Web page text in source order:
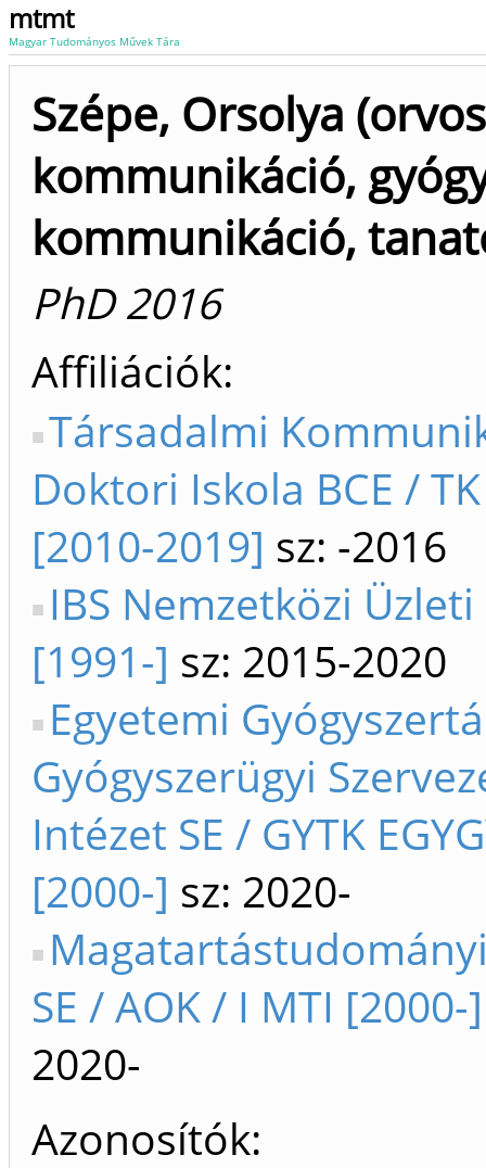
mtmt
Magyar Tudományos Művek Tára
Szépe, Orsolya
kommunikáció,
kommunikáció,
PhD 2016
Affiliációk
Társadalmi
Doktori Iskola BCE /
[2010-2019] sz: -2016
IBS Nemzetközi
[1991-] sz: 2015-2020
Egyetemi
Gyógyszerügyi
Intézet SE / GYTK
[2000-] sz: 2020-
SE / AOK / I MTI [2000-]
2020-
Azonosítók